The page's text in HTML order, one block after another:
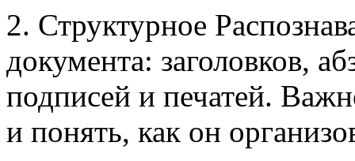
2. Структурное
документа: заголовков,
подписей и печатей.
и понять, как он